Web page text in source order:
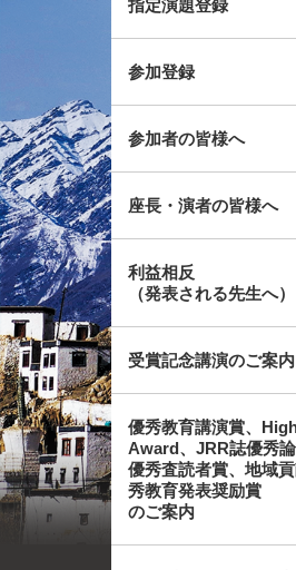
指定演題登録
参加登録
参加者の皆様へ
座長・演者の皆様へ
利益相反
（発表される先生へ）
受賞記念講演のご案内
優秀教育講演賞、
Award、JRR誌優秀論
優秀査読者賞、地域
秀教育発表奨励賞
のご案内